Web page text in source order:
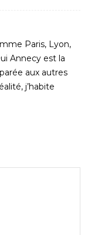
Paris, Lyon,
Annecy est la
aux autres
j’habite